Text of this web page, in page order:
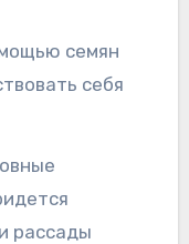
семян
себя
рассады